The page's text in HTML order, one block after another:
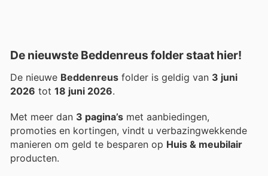
De nieuwste Beddenreus folder staat hier!
De nieuwe Beddenreus folder is geldig van 3 juni
2026 tot 18 juni 2026.
Met meer dan 3 pagina’s met aanbiedingen,
promoties en kortingen, vindt u verbazingwekkende
manieren om geld te besparen op Huis & meubilair
producten.